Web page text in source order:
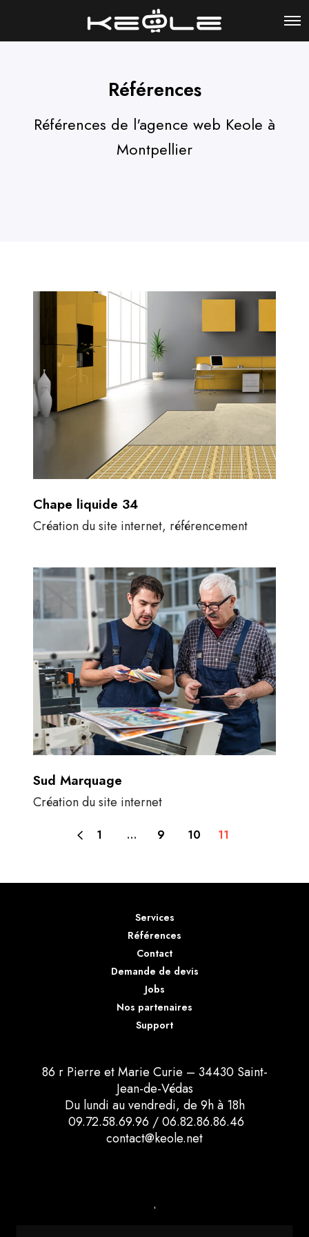
Références
Références de l'agence web Keole à
Montpellier
Chape liquide 34
Création du site internet, référencement
Sud Marquage
Création du site internet
1 … 9 10 11
Services
Références
Contact
Demande de devis
Jobs
Nos partenaires
Support
86 r Pierre et Marie Curie – 34430 Saint-
Jean-de-Védas
Du lundi au vendredi, de 9h à 18h
09.72.58.69.96 /06.82.86.86.46
contact@keole.net